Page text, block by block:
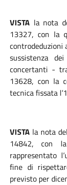
VISTA la nota
13327, con la
controdeduzioni
sussistenza
concertanti -
13628, con la
tecnica fissata
VISTA la nota
14842, con
rappresentato
fine di
previsto per